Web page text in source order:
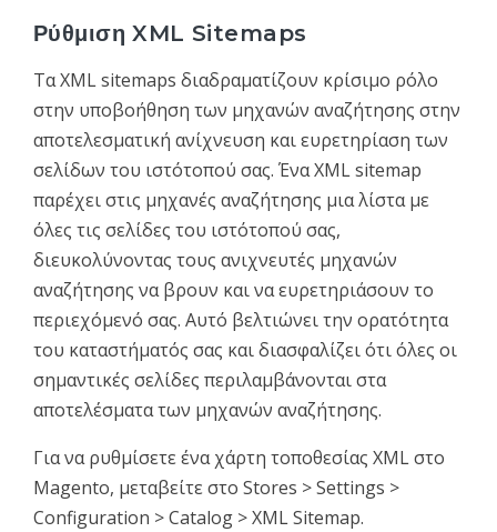
Ρύθμιση XML Sitemaps
Τα XML sitemaps διαδραματίζουν κρίσιμο ρόλο
στην υποβοήθηση των μηχανών αναζήτησης στην
αποτελεσματική ανίχνευση και ευρετηρίαση των
σελίδων του ιστότοπού σας. Ένα XML sitemap
παρέχει στις μηχανές αναζήτησης μια λίστα με
όλες τις σελίδες του ιστότοπού σας,
διευκολύνοντας τους ανιχνευτές μηχανών
αναζήτησης να βρουν και να ευρετηριάσουν το
περιεχόμενό σας. Αυτό βελτιώνει την ορατότητα
του καταστήματός σας και διασφαλίζει ότι όλες οι
σημαντικές σελίδες περιλαμβάνονται στα
αποτελέσματα των μηχανών αναζήτησης.
Για να ρυθμίσετε ένα χάρτη τοποθεσίας XML στο
Magento, μεταβείτε στο Stores > Settings >
Configuration > Catalog > XML Sitemap.